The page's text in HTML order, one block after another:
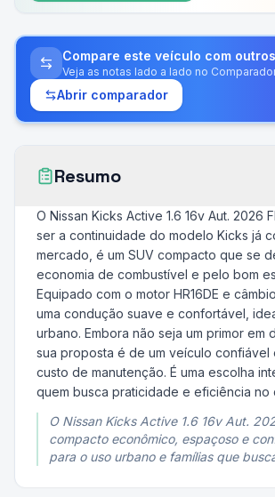
Compare este veículo com outros
Veja as notas lado a lado no
Abrir comparador
Resumo
O Nissan Kicks Active 1.6 16v Aut. 2026
ser a continuidade do modelo Kicks já
mercado, é um SUV compacto que se
economia de combustível e pelo bom
Equipado com o motor HR16DE e
uma condução suave e confortável,
urbano. Embora não seja um primor em
sua proposta é de um veículo confiável
custo de manutenção. É uma escolha
quem busca praticidade e eficiência no
O Nissan Kicks Active 1.6 16v Aut.
compacto econômico, espaçoso e
para o uso urbano e famílias que